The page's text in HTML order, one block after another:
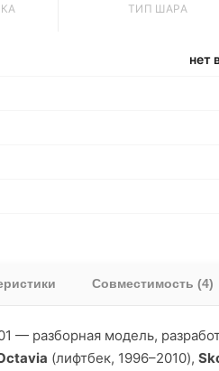
ТИП ШАРА
нет
Совместимость (4)
— разборная модель,
(лифтбек, 1996–2010),